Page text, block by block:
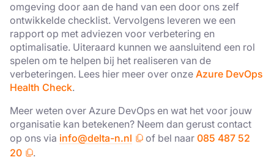
omgeving door aan de hand van een door ons zelf
ontwikkelde checklist. Vervolgens leveren we een
rapport op met adviezen voor verbetering en
optimalisatie. Uiteraard kunnen we aansluitend een rol
spelen om te helpen bij het realiseren van de
verbeteringen. Lees hier meer over onze Azure DevOps
Health Check.
Meer weten over Azure DevOps en wat het voor jouw
organisatie kan betekenen? Neem dan gerust contact
op ons via info@delta-n.nl of bel naar 085 487 52
20
.